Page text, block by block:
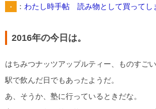
・
： わたし時手帖 読み物として買ってし
2016年の今日は。
はちみつナッツアップルティー、ものすご
駅で飲んだ日でもあったようだ。
あ、そうか、塾に行っているときだな。